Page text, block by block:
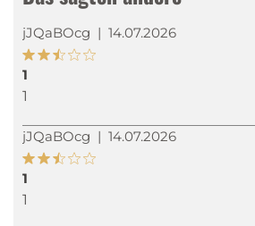
jJQaBOcg | 14.07.2026
1
1
jJQaBOcg | 14.07.2026
1
1